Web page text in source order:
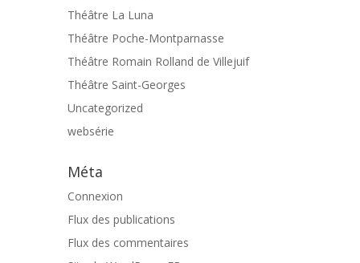
Théâtre La Luna
Théâtre Poche-Montparnasse
Théâtre Romain Rolland de Villejuif
Théâtre Saint-Georges
Uncategorized
websérie
Méta
Connexion
Flux des publications
Flux des commentaires